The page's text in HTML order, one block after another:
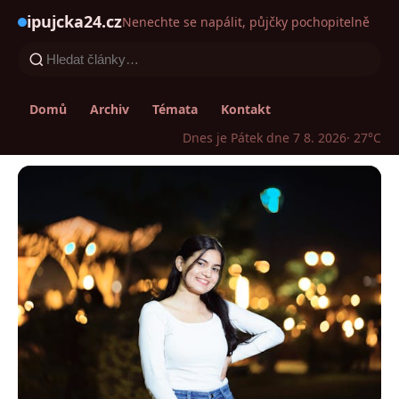
ipujcka24.czNenechte se napálit, půjčky pochopitelně
Domů Archiv Témata
Kontakt
Dnes je Pátek dne 7 8. 2026· 27°C